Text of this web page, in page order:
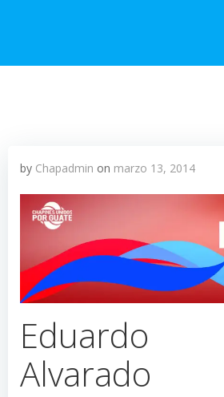
by Chapadmin on marzo 13, 2014
Eduardo
Alvarado